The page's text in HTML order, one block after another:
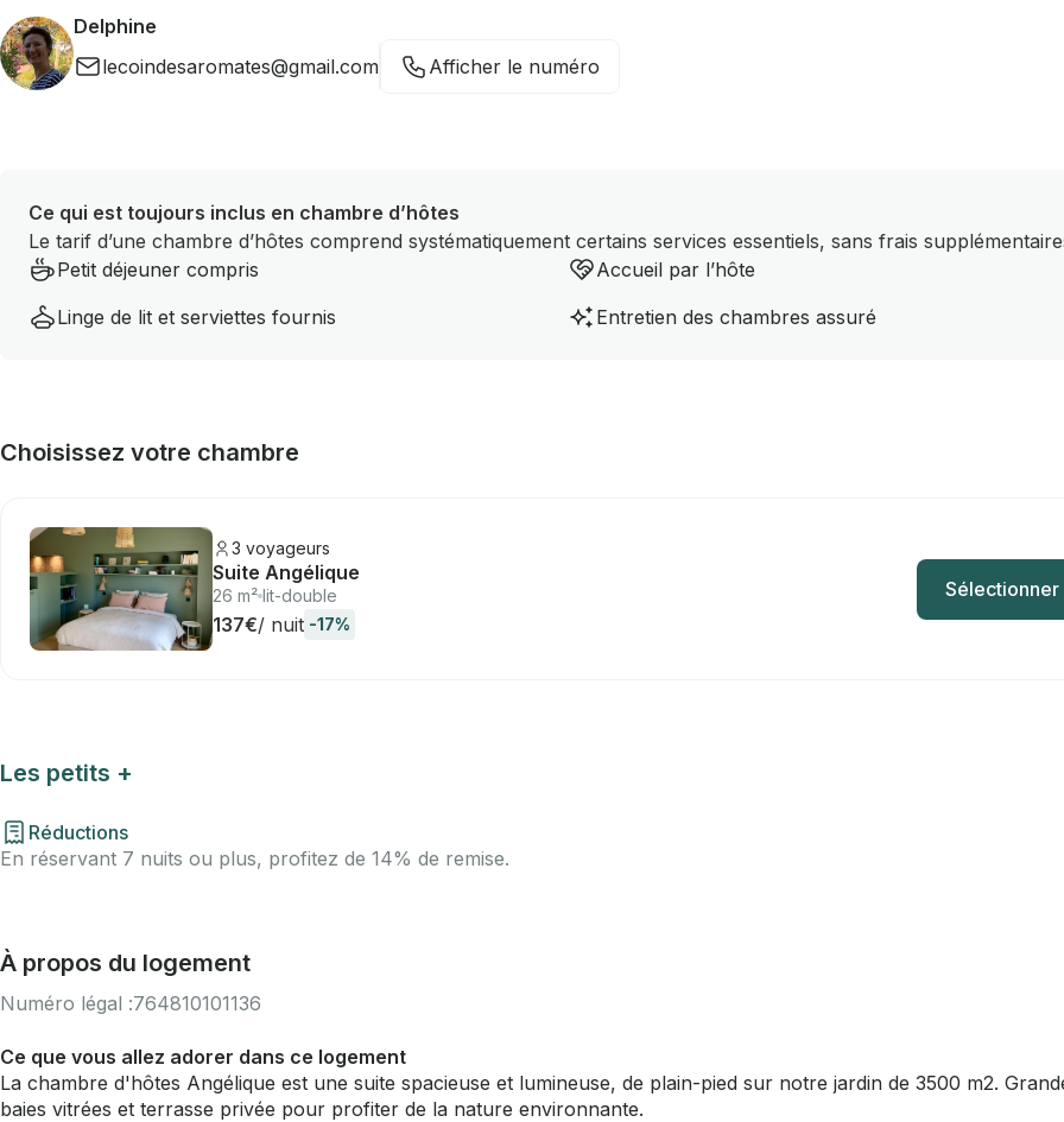
Delphine
lecoindesaromates@gmail.com
Afficher le numéro
Ce qui est toujours inclus en chambre d’hôtes
Le tarif d’une chambre d’hôtes comprend systématiquement certains services essentiels, sans frais
Petit déjeuner compris
Accueil par l’hôte
Linge de lit et serviettes fournis
Entretien des chambres assuré
Choisissez votre chambre
3 voyageurs
Suite Angélique
26 m² lit-double
137€/ nuit -17%
Sélectionner
Les petits +
Réductions
En réservant 7 nuits ou plus, profitez de 14% de remise.
À propos du logement
Numéro légal :764810101136
Ce que vous allez adorer dans ce logement
La chambre d'hôtes Angélique est une suite spacieuse et lumineuse, de plain-pied sur notre jardin de 3500 m2.
baies vitrées et terrasse privée pour profiter de la nature environnante.